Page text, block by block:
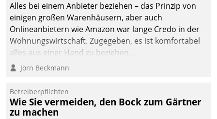
Alles bei einem Anbieter beziehen – das Prinzip von
einigen großen Warenhäusern, aber auch
Onlineanbietern wie Amazon war lange Credo in der
Wohnungswirtschaft. Zugegeben, es ist komfortabel
alles aus einer Hand zu beziehen...
Jörn Beckmann
Betreiberpflichten
Wie Sie vermeiden, den Bock zum Gärtner
zu machen